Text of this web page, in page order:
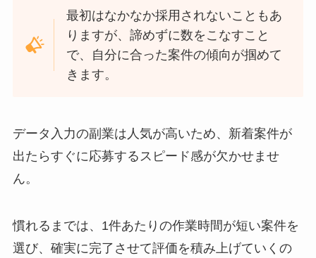
最初はなかなか採用されないこともあ
りますが、諦めずに数をこなすこと
で、自分に合った案件の傾向が掴めて
きます。
データ入力の副業は人気が高いため、新着案件が
出たらすぐに応募するスピード感が欠かせませ
ん。
慣れるまでは、1件あたりの作業時間が短い案件を
選び、確実に完了させて評価を積み上げていくの